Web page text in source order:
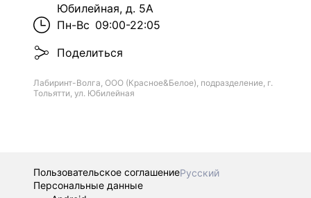
Юбилейная, д. 5А
Пн-Вс 09:00-22:05
Поделиться
Лабиринт-Волга, ООО (Красное&Белое), подразделение, г.
Тольятти, ул. Юбилейная
Пользовательское соглашениеРусский
Персональные данные